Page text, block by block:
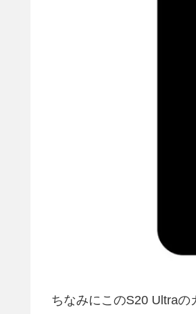
ちなみにこのS20 Ultra